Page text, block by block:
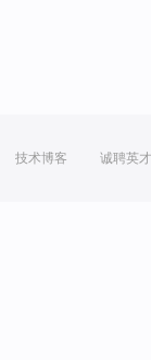
技术博客 诚聘英才